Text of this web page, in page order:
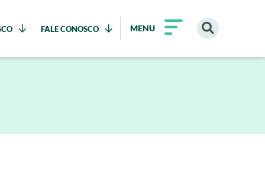
FALE CONOSCO MENU